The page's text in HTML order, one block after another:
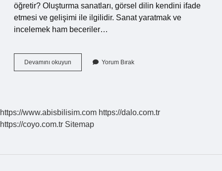
öğretir? Oluşturma sanatları, görsel dilin kendini ifade
etmesi ve gelişimi ile ilgilidir. Sanat yaratmak ve
incelemek ham beceriler…
Devamını okuyun
Sanatlar
Yorum Bırak
https://www.abisbilisim.com https://dalo.com.tr
https://coyo.com.tr Sitemap